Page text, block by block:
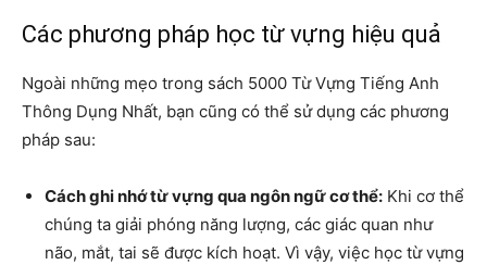
Các phương pháp học từ vựng hiệu quả
Ngoài những mẹo trong sách 5000 Từ Vựng Tiếng Anh
Thông Dụng Nhất, bạn cũng có thể sử dụng các phương
pháp sau:
Cách ghi nhớ từ vựng qua ngôn ngữ cơ thể: Khi cơ thể
chúng ta giải phóng năng lượng, các giác quan như
não, mắt, tai sẽ được kích hoạt. Vì vậy, việc học từ vựng